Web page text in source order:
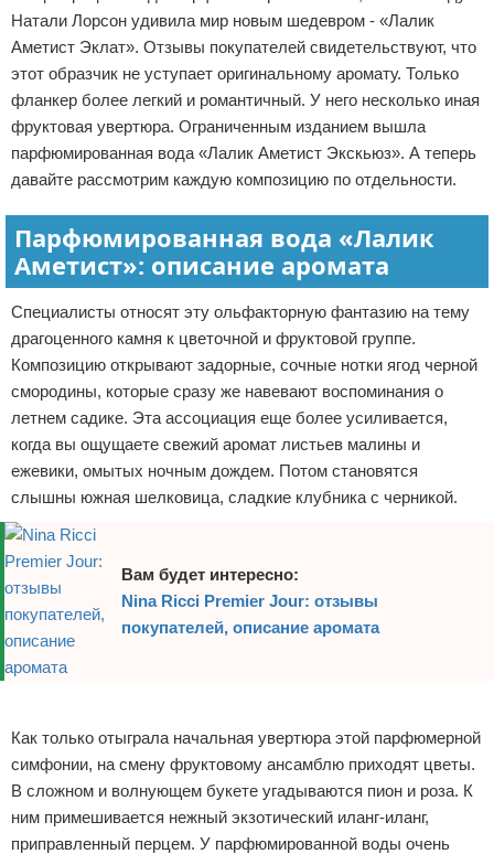
Натали Лорсон удивила мир новым шедевром - «Лалик
Аметист Эклат». Отзывы покупателей свидетельствуют, что
этот образчик не уступает оригинальному аромату. Только
фланкер более легкий и романтичный. У него несколько иная
фруктовая увертюра. Ограниченным изданием вышла
парфюмированная вода «Лалик Аметист Экскьюз». А теперь
давайте рассмотрим каждую композицию по отдельности.
Парфюмированная вода «Лалик
Аметист»: описание аромата
Специалисты относят эту ольфакторную фантазию на тему
драгоценного камня к цветочной и фруктовой группе.
Композицию открывают задорные, сочные нотки ягод черной
смородины, которые сразу же навевают воспоминания о
летнем садике. Эта ассоциация еще более усиливается,
когда вы ощущаете свежий аромат листьев малины и
ежевики, омытых ночным дождем. Потом становятся
слышны южная шелковица, сладкие клубника с черникой.
Вам будет интересно:
Nina Ricci Premier Jour: отзывы
покупателей, описание аромата
Как только отыграла начальная увертюра этой парфюмерной
симфонии, на смену фруктовому ансамблю приходят цветы.
В сложном и волнующем букете угадываются пион и роза. К
ним примешивается нежный экзотический иланг-иланг,
приправленный перцем. У парфюмированной воды очень